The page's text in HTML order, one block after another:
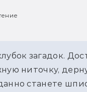
загадок.
ниточку,
станете